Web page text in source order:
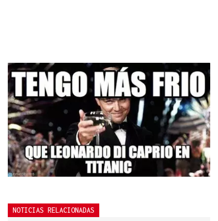
NOTICIAS RELACIONADAS